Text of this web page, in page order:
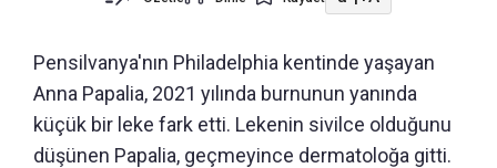
Pensilvanya'nın Philadelphia kentinde yaşayan
Anna Papalia, 2021 yılında burnunun yanında
küçük bir leke fark etti. Lekenin sivilce olduğunu
düşünen Papalia, geçmeyince dermatoloğa gitti.